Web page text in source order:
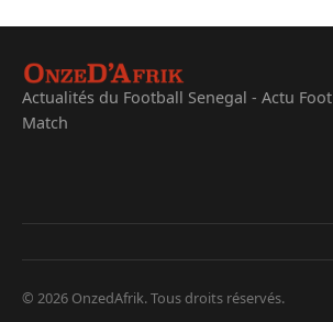
Actualités du Football Senegal - Actu Foot
Match
© 2026 OnzedAfrik. Tous droits réservés.